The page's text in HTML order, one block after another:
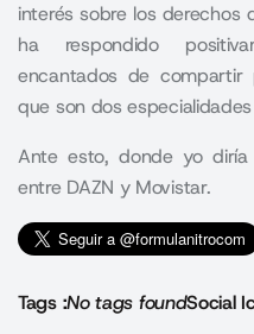
interés sobre los derechos
ha respondido
encantados de
que son dos
Ante esto, donde yo
entre DAZN y Movistar.
Tags :No tags foundSocial